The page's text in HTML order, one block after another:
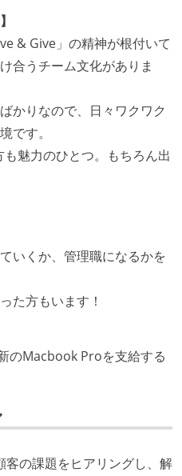
& Give」の精神が根付いて
合うチーム文化がありま
かりなので、日々ワクワク
です。
魅力のひとつ。もちろん出
いくか、管理職になるかを
た方もいます！
Macbook Proを支給する
客の課題をヒアリングし、解